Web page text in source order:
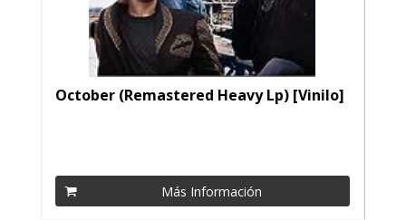
October (Remastered Heavy Lp) [Vinilo]
Más Información